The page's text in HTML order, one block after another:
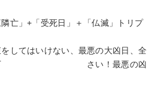
亡」+「受死日」＋「仏滅」トリプ
ない、最悪の大凶日、全
して下 さい！最悪の凶